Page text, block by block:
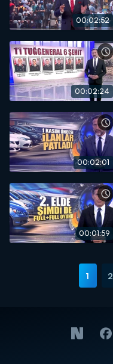
00:02:52
00:02:24
00:02:01
00:01:59
1 2